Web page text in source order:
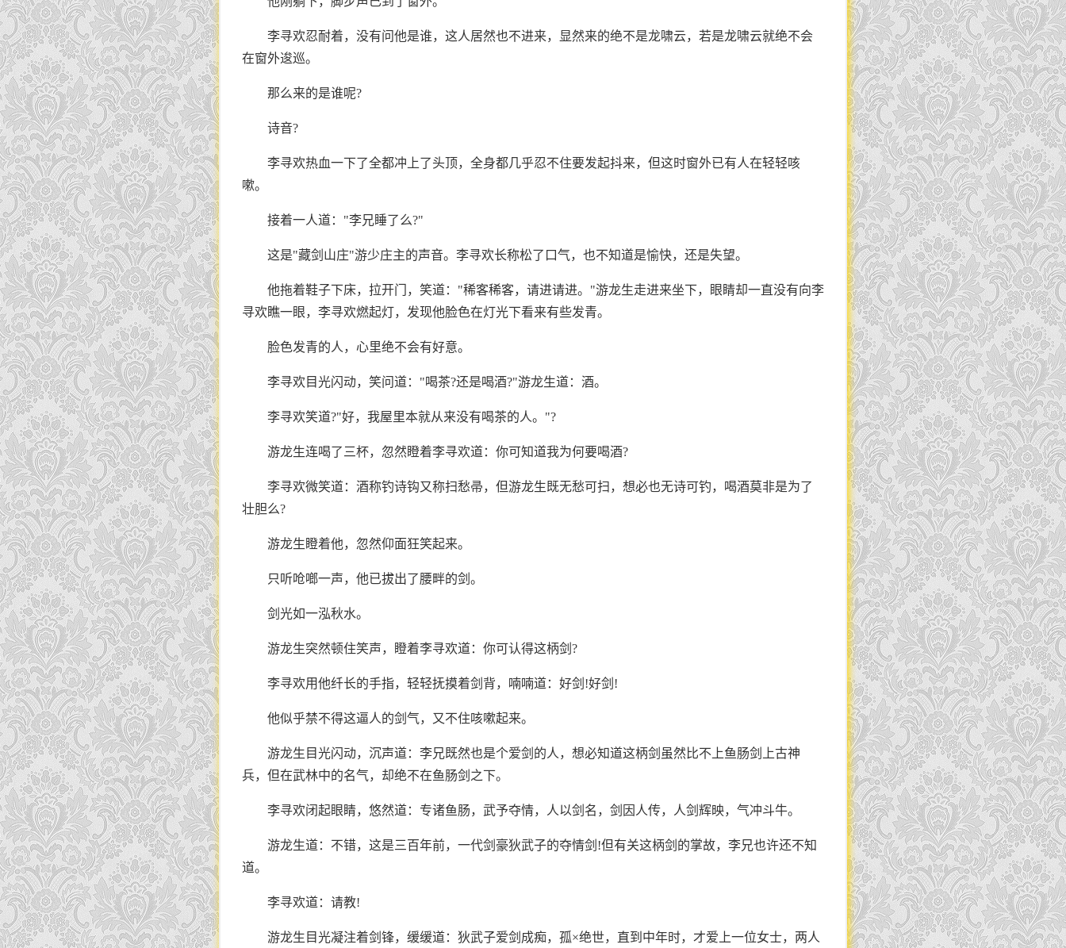
李寻欢忍耐着，没有问他是谁，这人居然也不进来，显然来的绝不是龙啸云，若是龙啸云就绝不会
在窗外逡巡。
那么来的是谁呢?
诗音?
李寻欢热血一下了全都冲上了头顶，全身都几乎忍不住要发起抖来，但这时窗外已有人在轻轻咳
嗽。
接着一人道："李兄睡了么?"
这是"藏剑山庄"游少庄主的声音。李寻欢长称松了口气，也不知道是愉快，还是失望。
他拖着鞋子下床，拉开门，笑道："稀客稀客，请进请进。"游龙生走进来坐下，眼睛却一直没有向李
寻欢瞧一眼，李寻欢燃起灯，发现他脸色在灯光下看来有些发青。
脸色发青的人，心里绝不会有好意。
李寻欢目光闪动，笑问道："喝茶?还是喝酒?"游龙生道：酒。
李寻欢笑道?"好，我屋里本就从来没有喝茶的人。"?
游龙生连喝了三杯，忽然瞪着李寻欢道：你可知道我为何要喝酒?
李寻欢微笑道：酒称钓诗钩又称扫愁帚，但游龙生既无愁可扫，想必也无诗可钓，喝酒莫非是为了
壮胆么?
游龙生瞪着他，忽然仰面狂笑起来。
只听呛啷一声，他已拔出了腰畔的剑。
剑光如一泓秋水。
游龙生突然顿住笑声，瞪着李寻欢道：你可认得这柄剑?
李寻欢用他纤长的手指，轻轻抚摸着剑背，喃喃道：好剑!好剑!
他似乎禁不得这逼人的剑气，又不住咳嗽起来。
游龙生目光闪动，沉声道：李兄既然也是个爱剑的人，想必知道这柄剑虽然比不上鱼肠剑上古神
兵，但在武林中的名气，却绝不在鱼肠剑之下。
李寻欢闭起眼睛，悠然道：专诸鱼肠，武予夺情，人以剑名，剑因人传，人剑辉映，气冲斗牛。
游龙生道：不错，这是三百年前，一代剑豪狄武子的夺情剑!但有关这柄剑的掌故，李兄也许还不知
道。
李寻欢道：请教!
游龙生目光凝注着剑锋，缓缓道：狄武子爱剑成痴，孤×绝世，直到中年时，才爱上一位女士，两人